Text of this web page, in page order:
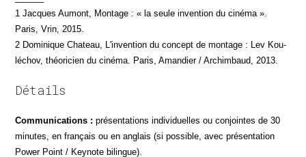
1 Jacques Aumont, Mon­tage : « la seule inven­tion du ciné­ma ».
Paris, Vrin, 2015.
2 Domi­nique Cha­teau, L'invention du concept de mon­tage : Lev Kou­
lé­chov, théo­ri­cien du ciné­ma. Paris, Aman­dier / Archim­baud, 2013.
Détails
Com­mu­ni­ca­tions : pré­sen­ta­tions indi­vi­duelles ou conjointes de 30
minutes, en fran­çais ou en anglais (si pos­sible, avec pré­sen­ta­tion
Power Point / Key­note bilingue).